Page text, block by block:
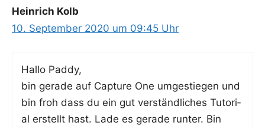
Heinrich Kolb
10. September 2020 um 09:45 Uhr
Hal­lo Paddy,
bin gera­de auf Cap­tu­re One umge­stie­gen und
bin froh dass du ein gut ver­ständ­li­ches Tuto­ri­
al erstellt hast. Lade es gera­de run­ter. Bin